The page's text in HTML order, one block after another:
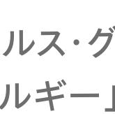
ス・
ルギー